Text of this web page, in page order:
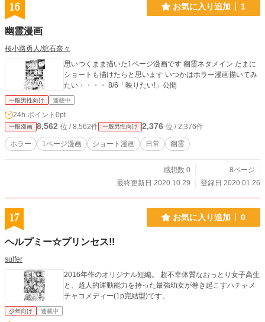
16 お気に入り追加 1
幽霊漫画
桜小路勇人/舘石奈々
思いつくまま描いた1ページ漫画です 幽霊ネタメイン たまに
ショートも描けたらと思います いつかはホラー漫画描いてみ
たい・・・・ 8/6「映りたい!」公開
一般男性向け 連載中
24h.ポイント 0pt
一般漫画 8,562 位 / 8,562件 一般男性向け 2,376 位 / 2,376件
ホラー 1ページ漫画 ショート漫画 日常 幽霊
感想数 0
8ページ
最終更新日 2020.10.29
登録日 2020.01.26
17 お気に入り追加 0
ヘルプミー☆プリンセス!!
sulfer
2016年作のオリジナル短編。 超不幸体質なおっとり女子高生
と、超人的運動能力を持った最強幼女が巻き起こすハチャメ
チャコメディー(1p完結型)です。
少年向け 連載中